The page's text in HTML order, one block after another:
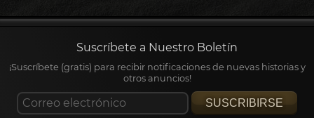
Suscríbete a Nuestro Boletín
¡Suscríbete (gratis) para recibir notificaciones de nuevas historias y
otros anuncios!
SUSCRIBIRSE